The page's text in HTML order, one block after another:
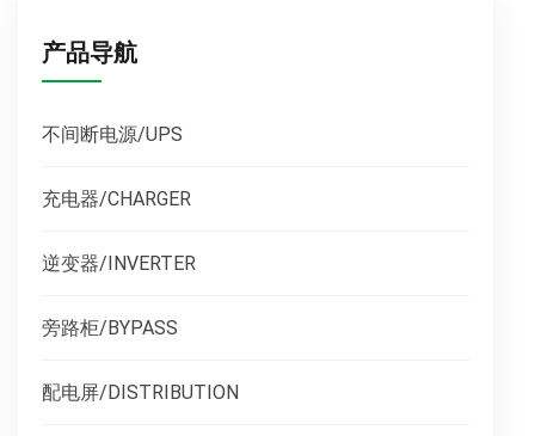
产品导航
不间断电源/UPS
充电器/CHARGER
逆变器/INVERTER
旁路柜/BYPASS
配电屏/DISTRIBUTION